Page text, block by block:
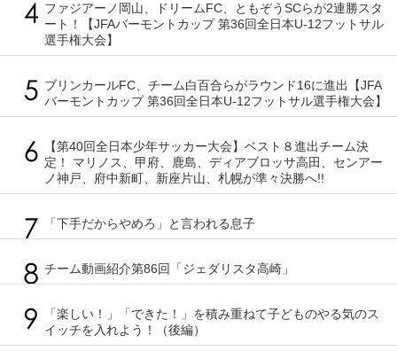
ファジアーノ岡山、ドリームFC、ともぞうSCらが2連勝スタ
ート！【JFAバーモントカップ 第36回全日本U-12フットサル
選手権大会】
ブリンカールFC、チーム白百合らがラウンド16に進出【JFA
バーモントカップ 第36回全日本U-12フットサル選手権大会】
【第40回全日本少年サッカー大会】ベスト８進出チーム決
定！ マリノス、甲府、鹿島、ディアブロッサ高田、センアー
ノ神戸、府中新町、新座片山、札幌が準々決勝へ!!
「下手だからやめろ」と言われる息子
チーム動画紹介第86回「ジェダリスタ高崎」
「楽しい！」「できた！」を積み重ねて子どものやる気のス
イッチを入れよう！（後編）